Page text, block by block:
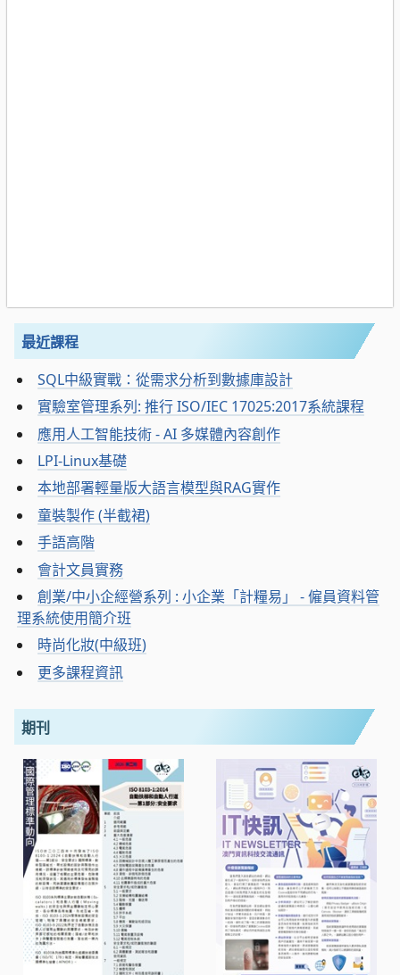
最近課程
SQL中級實戰：從需求分析到數據庫設計
實驗室管理系列: 推行 ISO/IEC 17025:2017系統課程
應用人工智能技術 - AI 多媒體內容創作
LPI-Linux基礎
本地部署輕量版大語言模型與RAG實作
童裝製作 (半截裙)
手語高階
會計文員實務
創業/中小企經營系列 : 小企業「計糧易」 - 僱員資料管
理系統使用簡介班
時尚化妝(中級班)
更多課程資訊
期刊